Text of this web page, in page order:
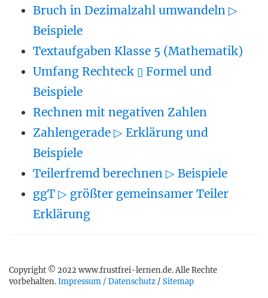
Bruch in Dezimalzahl umwandeln ▷
Beispiele
Textaufgaben Klasse 5 (Mathematik)
Umfang Rechteck ▯ Formel und
Beispiele
Rechnen mit negativen Zahlen
Zahlengerade ▷ Erklärung und
Beispiele
Teilerfremd berechnen ▷ Beispiele
ggT ▷ größter gemeinsamer Teiler
Erklärung
Copyright © 2022 www.frustfrei-lernen.de. Alle Rechte
vorbehalten.Impressum / Datenschutz / Sitemap